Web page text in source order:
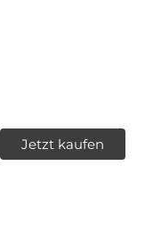
Jetzt kaufen